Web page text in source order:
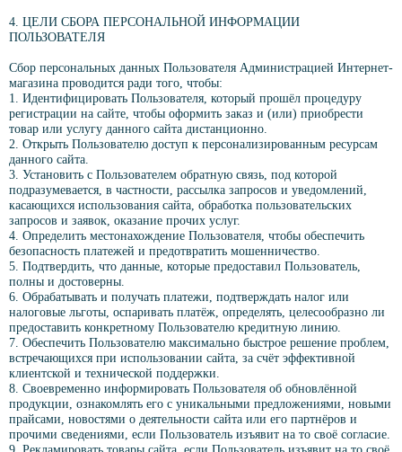
4. ЦЕЛИ СБОРА ПЕРСОНАЛЬНОЙ ИНФОРМАЦИИ
ПОЛЬЗОВАТЕЛЯ
Сбор персональных данных Пользователя Администрацией Интернет-
магазина проводится ради того, чтобы:
1. Идентифицировать Пользователя, который прошёл процедуру
регистрации на сайте, чтобы оформить заказ и (или) приобрести
товар или услугу данного сайта дистанционно.
2. Открыть Пользователю доступ к персонализированным ресурсам
данного сайта.
3. Установить с Пользователем обратную связь, под которой
подразумевается, в частности, рассылка запросов и уведомлений,
касающихся использования сайта, обработка пользовательских
запросов и заявок, оказание прочих услуг.
4. Определить местонахождение Пользователя, чтобы обеспечить
безопасность платежей и предотвратить мошенничество.
5. Подтвердить, что данные, которые предоставил Пользователь,
полны и достоверны.
6. Обрабатывать и получать платежи, подтверждать налог или
налоговые льготы, оспаривать платёж, определять, целесообразно ли
предоставить конкретному Пользователю кредитную линию.
7. Обеспечить Пользователю максимально быстрое решение проблем,
встречающихся при использовании сайта, за счёт эффективной
клиентской и технической поддержки.
8. Своевременно информировать Пользователя об обновлённой
продукции, ознакомлять его с уникальными предложениями, новыми
прайсами, новостями о деятельности сайта или его партнёров и
прочими сведениями, если Пользователь изъявит на то своё согласие.